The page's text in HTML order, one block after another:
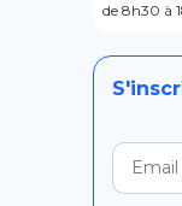
de 8h30 à